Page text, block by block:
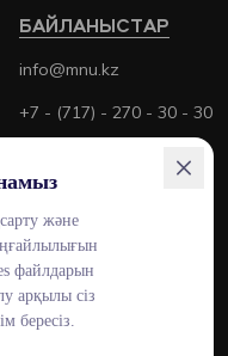
БАЙЛАНЫСТАР
info@mnu.kz
+7 - (717) - 270 - 30 - 30
+7 - (700) - 170 - 30 - 30
және
файлдарын
арқылы сіз
бересіз.